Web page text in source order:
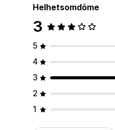
Helhetsomdöme
3
5
4
3
2
1